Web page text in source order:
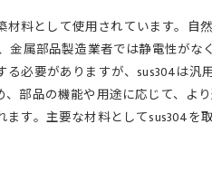
料として使用されています。
属部品製造業者では静電性が
必要がありますが、sus304は
部品の機能や用途に応じて、
す。主要な材料としてsus304